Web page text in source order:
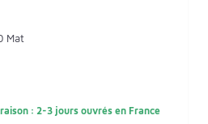
Mat
: 2-3 jours ouvrés en France